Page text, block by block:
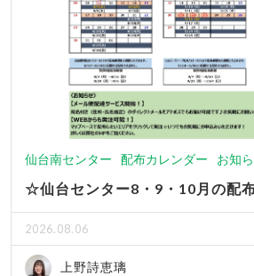
仙台南センター 配布カレンダー お知
☆仙台センター8・9・10月の配
2026.08.06
上野詩恵璃